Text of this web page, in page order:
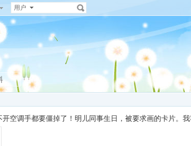
用户
空调手都要僵掉了！明儿同事生日，被要求画的卡片。